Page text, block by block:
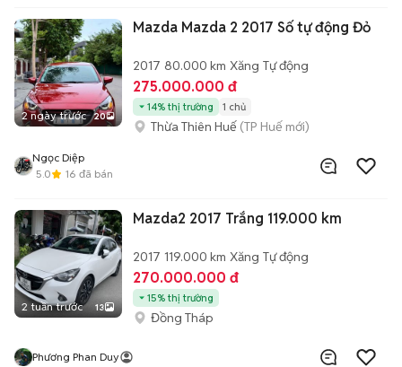
2 ngày trước 20
Mazda Mazda 2 2017 Số tự động Đỏ
2017 80.000 km Xăng Tự động
275.000.000 đ
14% thị trường 1 chủ
Thừa Thiên Huế (TP Huế mới)
Ngọc Diệp
5.0
16 đã bán
2 tuần trước 13
Mazda2 2017 Trắng 119.000 km
2017 119.000 km Xăng Tự động
270.000.000 đ
15% thị trường
Đồng Tháp
Phương Phan Duy